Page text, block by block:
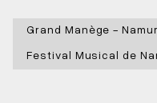
Grand Manège -
Festival Musical de